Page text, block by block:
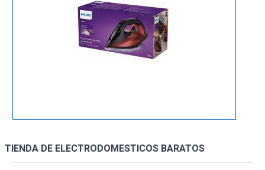
TIENDA DE ELECTRODOMESTICOS BARATOS